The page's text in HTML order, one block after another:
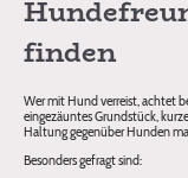
finden
Wer mit Hund verreist, achtet
eingezäuntes Grundstück,
Haltung gegenüber Hunden
Besonders gefragt sind: